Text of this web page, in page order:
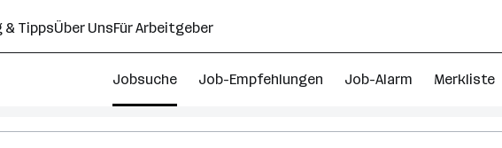
& TippsÜber UnsFür Arbeitgeber
Jobsuche Job-Empfehlungen Job-Alarm Merkliste